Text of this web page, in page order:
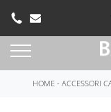
HOME - ACCESSORI